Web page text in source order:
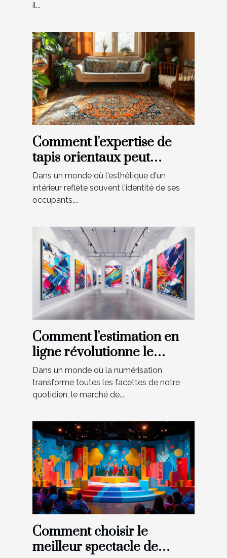
il...
Comment l'expertise de
tapis orientaux peut
valoriser votre intérieur
Dans un monde où l'esthétique d'un
intérieur reflète souvent l'identité de ses
occupants,...
Comment l'estimation en
ligne révolutionne le
marché de l'art
Dans un monde où la numérisation
transforme toutes les facettes de notre
quotidien, le marché de...
Comment choisir le
meilleur spectacle de